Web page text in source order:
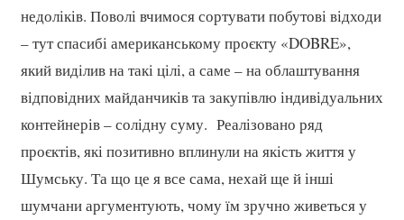
недоліків. Поволі вчимося сортувати побутові відходи
– тут спасибі американському проєкту «DOBRE»,
який виділив на такі цілі, а саме – на облаштування
відповідних майданчиків та закупівлю індивідуальних
контейнерів – солідну суму. Реалізовано ряд
проєктів, які позитивно вплинули на якість життя у
Шумську. Та що це я все сама, нехай ще й інші
шумчани аргументують, чому їм зручно живеться у